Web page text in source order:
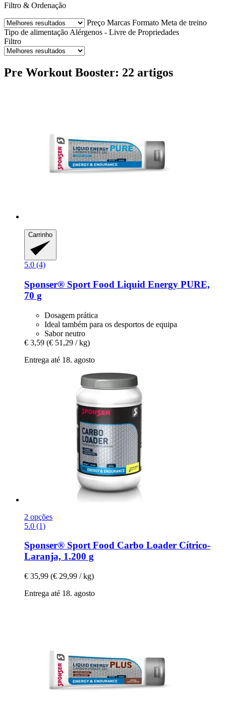
Filtro & Ordenação
Preço Marcas Formato Meta de treino
Tipo de alimentação Alérgenos - Livre de Propriedades
Filtro
Pre Workout Booster: 22 artigos
Carrinho
5.0 (4)
Sponser® Sport Food Liquid Energy PURE,
70 g
Dosagem prática
Ideal também para os desportos de equipa
Sabor neutro
€ 3,59 (€ 51,29 / kg)
Entrega até 18. agosto
2 opções
5.0 (1)
Sponser® Sport Food Carbo Loader Cítrico-​
Laranja, 1.200 g
€ 35,99 (€ 29,99 / kg)
Entrega até 18. agosto